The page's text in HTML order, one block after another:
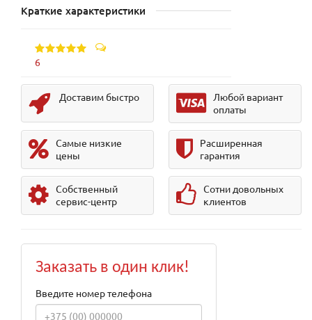
Краткие характеристики
6
Доставим быстро
Любой вариант
оплаты
Самые низкие
цены
Расширенная
гарантия
Собственный
сервис-центр
Сотни довольных
клиентов
Заказать в один клик!
Введите номер телефона